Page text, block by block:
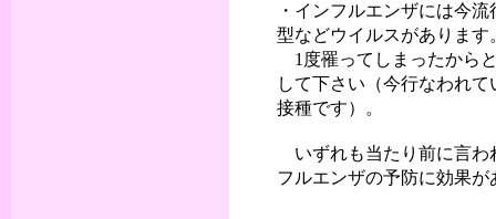
・インフルエンザには今
型などウイルスがあります
1度罹ってしまったから
して下さい（今行なわれ
接種です）。
いずれも当たり前に言わ
フルエンザの予防に効果